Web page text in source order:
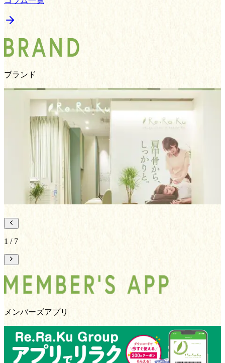
ブランド
Re.Ra.Ku
コミュニケーション×ボディケア
メインブランドのRe.Ra.Kuでは、ウィングストレッチ®︎（肩
甲骨はがし）を取り入れたリラク系ボディケアを提供してい
ます。東京近郊を中心に190​店舗以上を展開しています。
詳しくはこちらから
1 / 7
メンバーズアプリ